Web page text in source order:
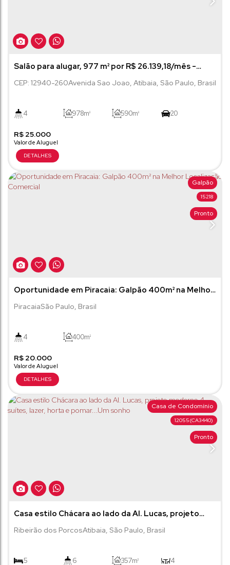
Salão para alugar, 977 m² por R$ 26.139,18/mês -
Centro - Atibaia/SP
R$ 25.000
CEP: 12940-260Avenida Sao Joao, Atibaia, São Paulo, Brasil
4 978m² 590m² 20
423m²
15218
Galpão
Pronto
Oportunidade em Piracaia: Galpão 400m² na Melhor
Localização Comercial
R$ 20.000
PiracaiaSão Paulo, Brasil
4 400m²
12055(CA3440)
Casa de Condomínio
Pronto
Casa estilo Chácara ao lado da Al. Lucas, projeto
moderno 4 suítes, lazer, horta e pomar...Um sonho
Ribeirão dos PorcosAtibaia, São Paulo, Brasil
5 6 357m² 4